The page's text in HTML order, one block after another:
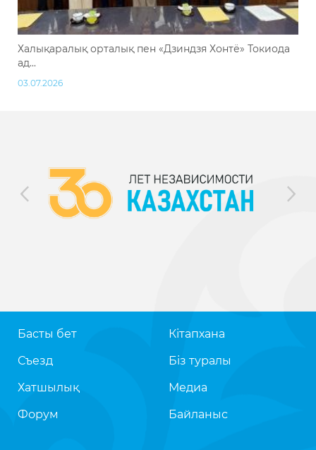
Халықаралық орталық пен «Дзиндзя Хонтё» Токиода
ад...
03.07.2026
Басты бет
Съезд
Хатшылық
Форум
Кітапхана
Біз туралы
Медиа
Байланыс